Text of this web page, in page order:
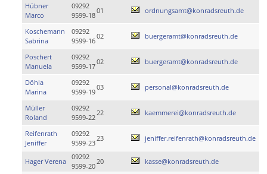
Hübner
Marco
09292
9599-18
01 ordnungsamt@konradsreuth.de
Koschemann
Sabrina
09292
9599-16
02 buergeramt@konradsreuth.de
Poschert
Manuela
09292
9599-17
02 buergeramt@konradsreuth.de
Döhla
Marina
09292
9599-19
03 personal@konradsreuth.de
Müller
Roland
09292
9599-22
22 kaemmerei@konradsreuth.de
Reifenrath
Jeniffer
09292
9599-23
23 jeniffer.reifenrath@konradsreuth.de
Hager Verena
09292
9599-20
20 kasse@konradsreuth.de